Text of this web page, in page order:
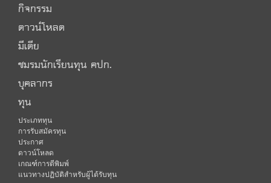
กิจกรรม
ดาวน์โหลด
มีเดีย
ชมรมนักเรียนทุน คปก.
บุคลากร
ทุน
ประเภททุน
การรับสมัครทุน
ประกาศ
ดาวน์โหลด
เกณฑ์การตีพิมพ์
แนวทางปฏิบัติสำหรับผู้ได้รับทุน